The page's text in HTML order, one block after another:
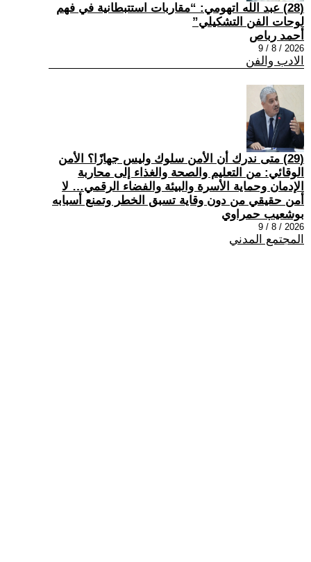
(28) عبد الله اتهومي: “مقاربات استتبطانية في فهم
لوحات الفن التشكيلي”
أحمد رباص
2026 / 8 / 9
الادب والفن
(29) متى ندرك أن الأمن سلوك وليس جهازًا؟ الأمن
الوقائي: من التعليم والصحة والغذاء إلى محاربة
الإدمان وحماية الأسرة والبيئة والفضاء الرقمي… لا
أمن حقيقي من دون وقاية تسبق الخطر وتمنع أسبابه
بوشعيب حمراوي
2026 / 8 / 9
المجتمع المدني